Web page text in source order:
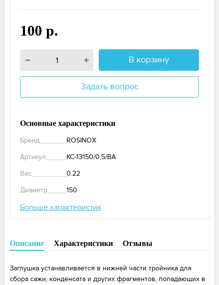
100 р.
В корзину
Задать вопрос
Основные характеристики
Бренд
ROSINOX
Артикул
КС-1З150/0,5/ВА
Вес
0.22
Диаметр
150
Больше характеристик
Описание Характеристики Отзывы
Заглушка устанавливается в нижней части тройника для
сбора сажи, конденсата и других фрагментов, попадающих в